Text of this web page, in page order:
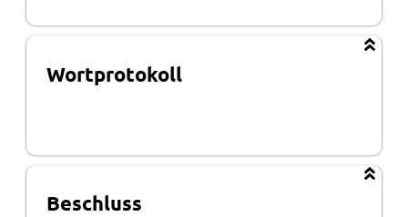
Wortprotokoll
Beschluss